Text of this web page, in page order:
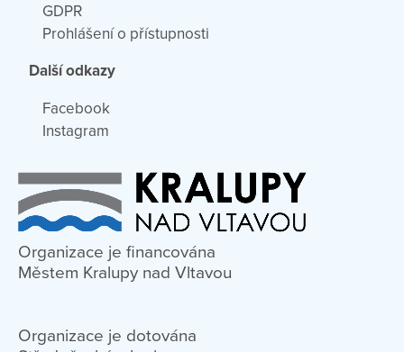
GDPR
Prohlášení o přístupnosti
Další odkazy
Facebook
Instagram
Organizace je financována
Městem Kralupy nad Vltavou
Organizace je dotována